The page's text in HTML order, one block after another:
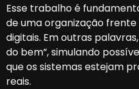
Esse trabalho é
de uma organização
digitais. Em outras
do bem”, simulando
que os sistemas estejam
reais.